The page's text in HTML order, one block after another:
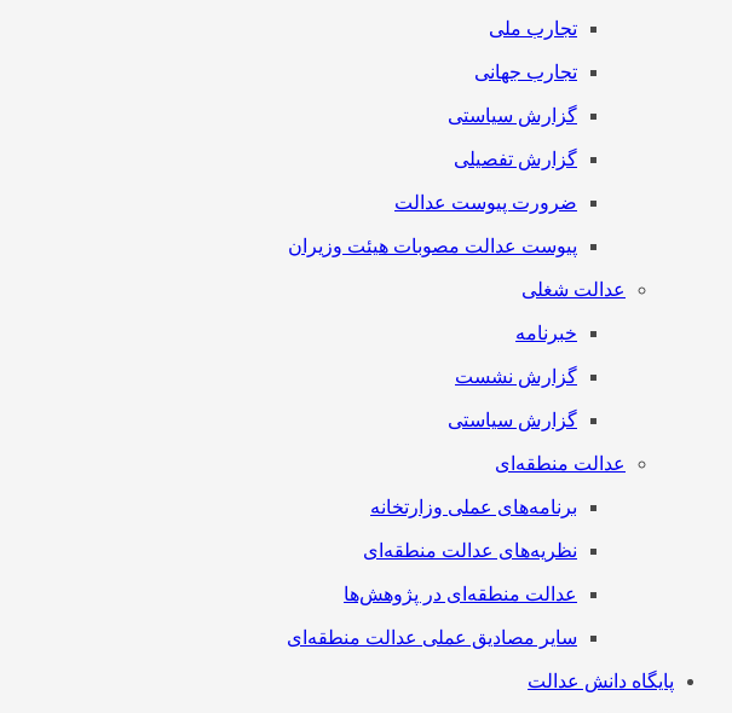
تجارب ملی
تجارب جهانی
گزارش سیاستی
گزارش تفصیلی
ضرورت پیوست عدالت
پیوست عدالت مصوبات هیئت وزیران
عدالت شغلی
خبرنامه
گزارش نشست
گزارش سیاستی
عدالت منطقه‌ای
برنامه‌های عملی وزارتخانه
نظریه‌های عدالت منطقه‌ای
عدالت منطقه‌ای در پژوهش‌ها
سایر مصادیق عملی عدالت منطقه‌ای
پایگاه دانش عدالت